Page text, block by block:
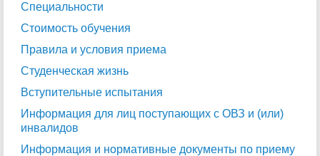
Специальности
Стоимость обучения
Правила и условия приема
Студенческая жизнь
Вступительные испытания
Информация для лиц поступающих с ОВЗ и (или)
инвалидов
Информация и нормативные документы по приему